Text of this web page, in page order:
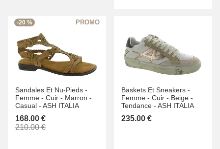
-20 %
Sandales Et Nu-Pieds -
Femme - Cuir - Marron -
Casual - ASH ITALIA
168.00 €
210.00 €
Baskets Et Sneakers -
Femme - Cuir - Beige -
Tendance - ASH ITALIA
235.00 €